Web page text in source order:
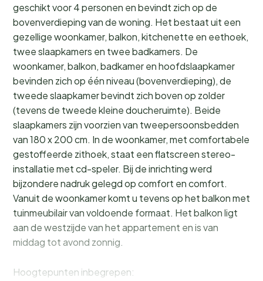
geschikt voor 4 personen en bevindt zich op de
bovenverdieping van de woning. Het bestaat uit een
gezellige woonkamer, balkon, kitchenette en eethoek,
twee slaapkamers en twee badkamers. De
woonkamer, balkon, badkamer en hoofdslaapkamer
bevinden zich op één niveau (bovenverdieping), de
tweede slaapkamer bevindt zich boven op zolder
(tevens de tweede kleine doucheruimte). Beide
slaapkamers zijn voorzien van tweepersoonsbedden
van 180 x 200 cm. In de woonkamer, met comfortabele
gestoffeerde zithoek, staat een flatscreen stereo-
installatie met cd-speler. Bij de inrichting werd
bijzondere nadruk gelegd op comfort en comfort.
Vanuit de woonkamer komt u tevens op het balkon met
tuinmeubilair van voldoende formaat. Het balkon ligt
aan de westzijde van het appartement en is van
middag tot avond zonnig.
Hoogtepunten inbegrepen: